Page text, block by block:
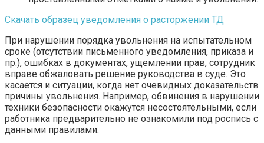
Скачать образец уведомления о расторжении ТД
При нарушении порядка увольнения на испытательном
сроке (отсутствии письменного уведомления, приказа и
пр.), ошибках в документах, ущемлении прав, сотрудник
вправе обжаловать решение руководства в суде. Это
касается и ситуации, когда нет очевидных доказательств
причины увольнения. Например, обвинения в нарушении
техники безопасности окажутся несостоятельными, если
работника предварительно не ознакомили под роспись с
данными правилами.